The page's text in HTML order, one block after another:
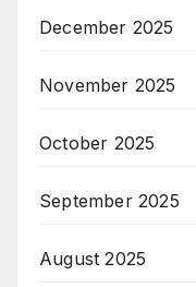
December 2025
November 2025
October 2025
September 2025
August 2025